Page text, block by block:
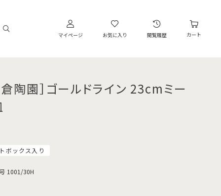
マイページ お気に入り 閲覧履歴 カート
倉陶園］ゴールドライン 23cmミー
ボックス入り
1001/30H